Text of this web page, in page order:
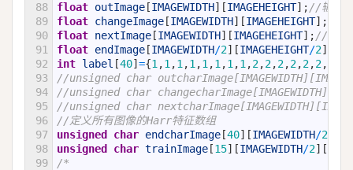
88
89
90
91
92
93
94
95
96
97
98
99
float outImage [IMAGEWIDTH] [IMAGEHEIGHT] ; //输出
float changeImage [IMAGEWIDTH] [IMAGEHEIGHT] ;
float nextImage [IMAGEWIDTH] [IMAGEHEIGHT] ; //中间
float endImage [IMAGEWIDTH/2] [IMAGEHEIGHT/2]
int label [40] ={1 ,1 ,1 ,1 ,1 ,1 ,1 ,1 ,2,2,2,2,2,2,
//unsigned char
//unsigned char
//unsigned char
//定义所有图像的Harr特征数组
unsigned
char endcharImage [40] [IMAGEWIDTH/2
unsigned
char trainImage [15] [IMAGEWIDTH/2] [
/*